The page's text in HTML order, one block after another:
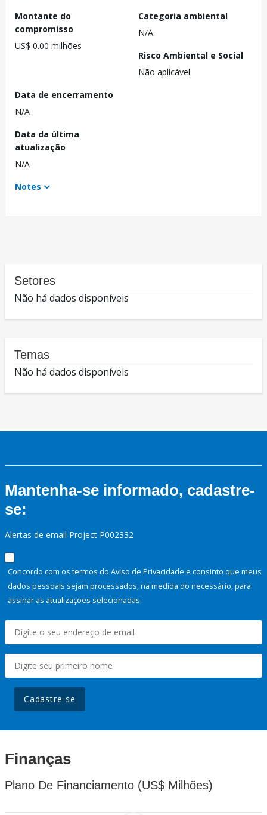
Montante do
compromisso
US$ 0.00 milhões
Categoria ambiental
N/A
Risco Ambiental e Social
Não aplicável
Data de encerramento
N/A
Data da última
atualização
N/A
Notes
Setores
Não há dados disponíveis
Temas
Não há dados disponíveis
Mantenha-se informado, cadastre-
se:
Alertas de email Project P002332
Concordo com os termos do Aviso de Privacidade e consinto que meus
dados pessoais sejam processados, na medida do necessário, para
assinar as atualizações selecionadas.
Cadastre-se
Finanças
Plano De Financiamento (US$ Milhões)